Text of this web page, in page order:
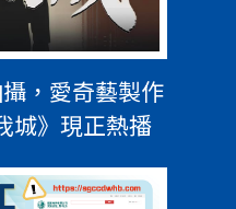
，愛奇藝製作
城》現正熱播